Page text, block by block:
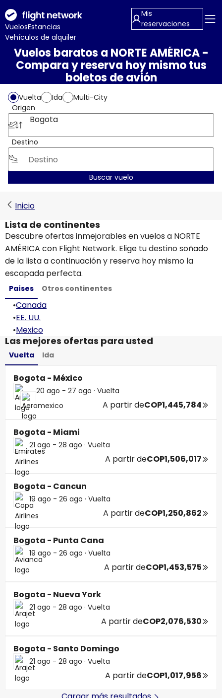
VuelosEstancias
Vehículos de alquiler
Mis
reservaciones
Vuelos baratos a NORTE AMÉRICA -
Compara y reserva hoy mismo tus
boletos de avión
Vuelta Ida
Multi-City
Origen
Bogota
Destino
Buscar vuelo
Inicio
Lista de continentes
Descubre ofertas inmejorables en vuelos a NORTE
AMÉRICA con Flight Network. Elige tu destino soñado
de la lista a continuación y reserva hoy mismo la
escapada perfecta.
Países Otros continentes
•Canada
•EE. UU.
•Mexico
Las mejores ofertas para usted
Vuelta Ida
Bogota - México
20 ago - 27 ago · Vuelta
A partir deCOP1,445,784
Bogota - Miami
21 ago - 28 ago · Vuelta
A partir deCOP1,506,017
Bogota - Cancun
19 ago - 26 ago · Vuelta
A partir deCOP1,250,862
Bogota - Punta Cana
19 ago - 26 ago · Vuelta
A partir deCOP1,453,575
Bogota - Nueva York
21 ago - 28 ago · Vuelta
A partir deCOP2,076,530
Bogota - Santo Domingo
21 ago - 28 ago · Vuelta
A partir deCOP1,017,956